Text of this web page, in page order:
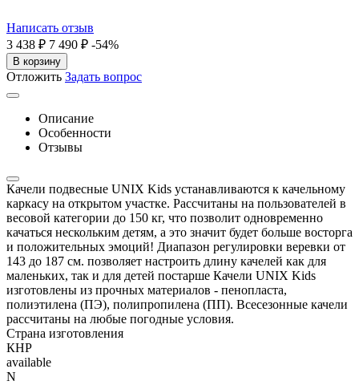
Написать отзыв
3 438 ₽ 7 490 ₽ -54%
В корзину
Отложить Задать вопрос
Описание
Особенности
Отзывы
Качели подвесные UNIX Kids устанавливаются к качельному
каркасу на открытом участке. Рассчитаны на пользователей в
весовой категории до 150 кг, что позволит одновременно
качаться нескольким детям, а это значит будет больше восторга
и положительных эмоций! Диапазон регулировки веревки от
143 до 187 см. позволяет настроить длину качелей как для
маленьких, так и для детей постарше Качели UNIX Kids
изготовлены из прочных материалов - пенопласта,
полиэтилена (ПЭ), полипропилена (ПП). Всесезонные качели
рассчитаны на любые погодные условия.
Страна изготовления
КНР
available
N